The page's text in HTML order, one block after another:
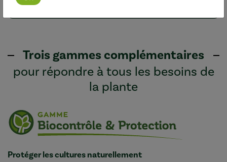
Trois gammes complémentaires
pour répondre à tous les besoins de
la plante
Protéger les cultures naturellement